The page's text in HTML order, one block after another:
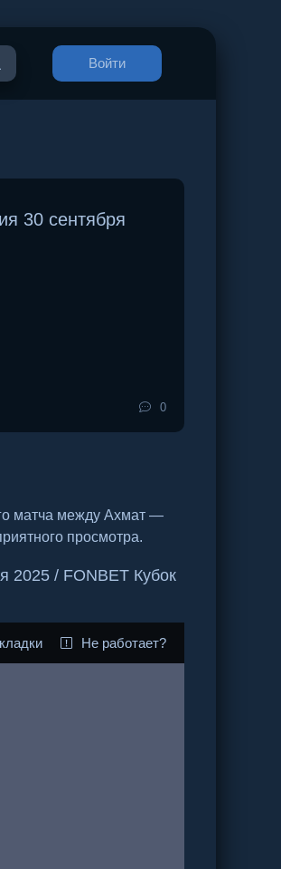
Войти
30 сентября
0
матча между Ахмат —
просмотра.
2025 / FONBET Кубок
Не работает?